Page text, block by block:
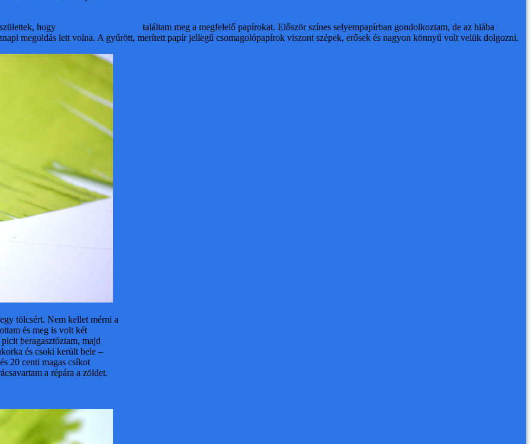
hogy
találtam meg a megfelelő papírokat. Először színes selyempapírban gondolkoztam, de az hiába
megoldás lett volna. A gyűrött, merített papír jellegű csomagolópapírok viszont szépek, erősek és nagyon könnyű volt velük dolgozni.
tölcsért. Nem kellet mérni a
és meg is volt két
beragasztóztam, majd
és csoki került bele –
20 centi magas csíkot
a répára a zöldet.